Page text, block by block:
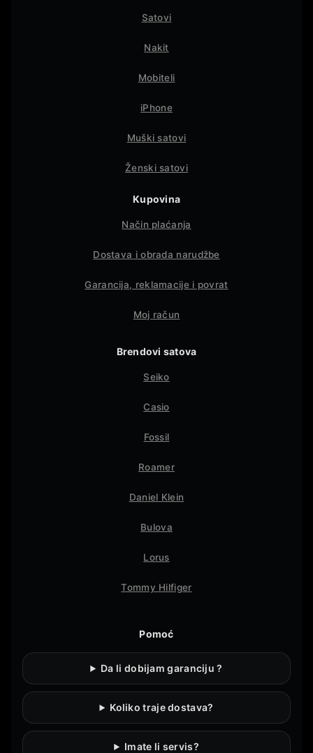
Satovi
Nakit
Mobiteli
iPhone
Muški satovi
Ženski satovi
Kupovina
Način plaćanja
Dostava i obrada narudžbe
Garancija, reklamacije i povrat
Moj račun
Brendovi satova
Seiko
Casio
Fossil
Roamer
Daniel Klein
Bulova
Lorus
Tommy Hilfiger
Pomoć
Da li dobijam garanciju ?
Koliko traje dostava?
Imate li servis?